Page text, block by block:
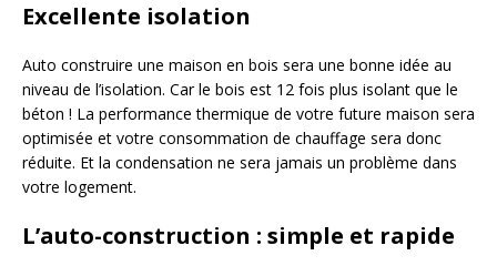
Excellente isolation
Auto construire une maison en bois sera une bonne idée au
niveau de l’isolation. Car le bois est 12 fois plus isolant que le
béton ! La performance thermique de votre future maison sera
optimisée et votre consommation de chauffage sera donc
réduite. Et la condensation ne sera jamais un problème dans
votre logement.
L’auto-construction : simple et rapide